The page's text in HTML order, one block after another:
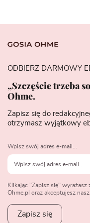
ODBIERZ DARMOWY
„Szczęście trzeba
Ohme.
Zapisz się do
otrzymasz wyjątkowy
Wpisz swój adres e-mail...
Klikając "Zapisz się"
Ohme.pl oraz akceptujesz
Zapisz się